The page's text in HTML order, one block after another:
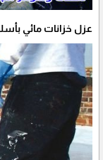
عزل خزانات مائي